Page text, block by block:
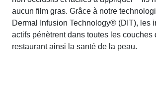
aucun film gras. Grâce à notre
Dermal Infusion Technology® (DIT), les
actifs pénètrent dans toutes les couches
restaurant ainsi la santé de la peau.